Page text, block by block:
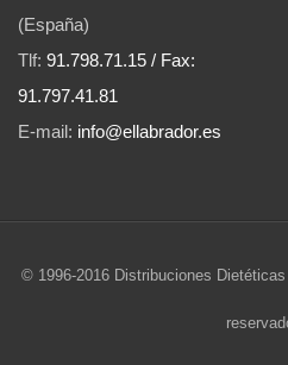
(España)
Tlf: 91.798.71.15 / Fax:
91.797.41.81
E-mail: info@ellabrador.es
© 1996-2016 Distribuciones